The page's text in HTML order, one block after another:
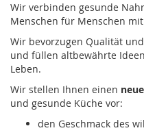
Wir verbinden gesunde
Menschen für Menschen
Wir bevorzugen Qualität
und füllen altbewährte
Leben.
Wir stellen Ihnen einen
und gesunde Küche vor:
den Geschmack des